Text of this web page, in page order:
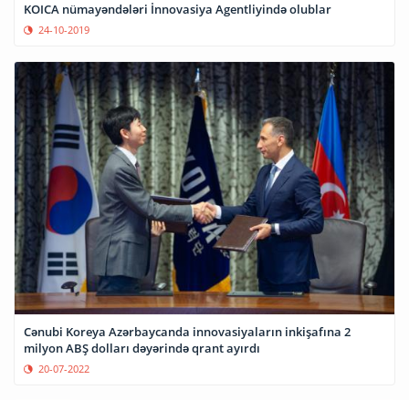
KOICA nümayəndələri İnnovasiya Agentliyində olublar
24-10-2019
Cənubi Koreya Azərbaycanda innovasiyaların inkişafına 2
milyon ABŞ dolları dəyərində qrant ayırdı
20-07-2022